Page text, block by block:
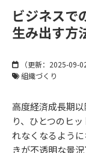
ビジネスで
生み出す方
（更新： 2025-09-
組織づくり
高度経済成長期
り、ひとつのヒ
れなくなるよう
きが不透明な景